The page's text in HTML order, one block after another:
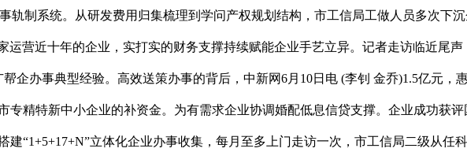
轨制系统。从研发费用归集梳理到学问产权规划结构，市工信局工做人员多次下
运营近十年的企业，实打实的财务支撑持续赋能企业手艺立异。记者走访临近尾
企办事典型经验。高效送策办事的背后，中新网6月10日电 (李钊 金乔)1.5亿元，
精特新中小企业的补资金。为有需求企业协调婚配低息信贷支撑。企业成功获评
“1+5+17+N”立体化企业办事收集，每月至多上门走访一次，市工信局二级从任